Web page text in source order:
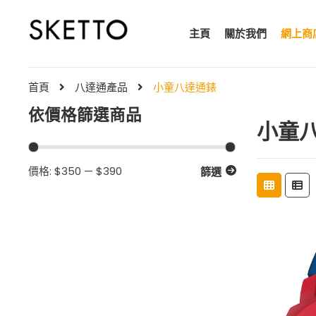
主頁 關於我們 網上商
首頁 八達通產品 小童八達通錶
依價格篩選商品
最
最
篩選
價格: $350 — $390
小童